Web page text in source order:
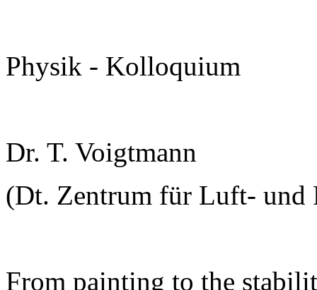
Physik - Kolloquium
Dr. T. Voigtmann
(Dt. Zentrum für Luft- und
From painting to the